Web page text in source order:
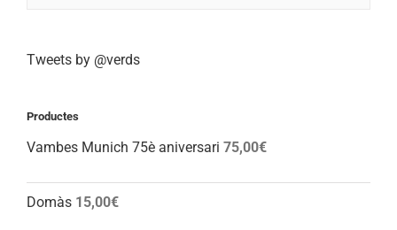
Tweets by @verds
Productes
Vambes Munich 75è aniversari 75,00€
Domàs 15,00€